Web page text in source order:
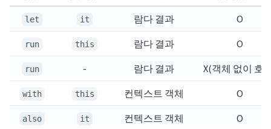
let it 람다 결과 O
run this 람다 결과 O
run - 람다 결과 X(객체 없이 호
with this 컨텍스트 객체 O
also it 컨텍스트 객체 O